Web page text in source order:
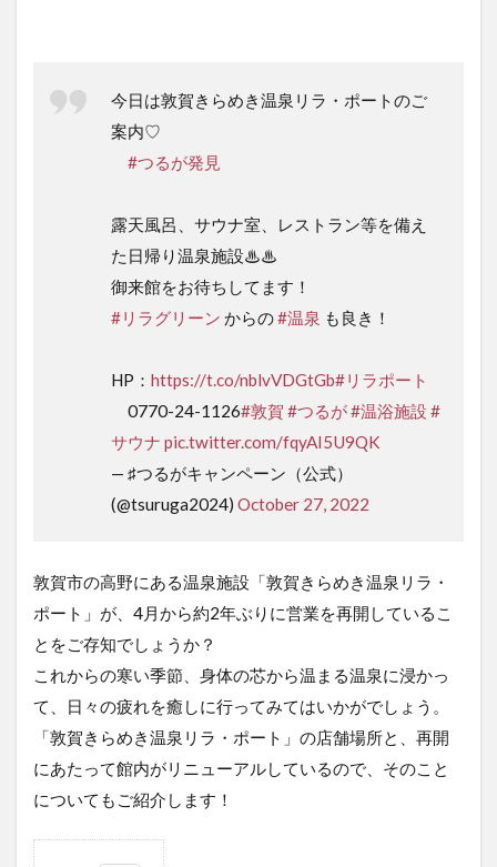
今日は敦賀きらめき温泉リラ・ポートのご
案内♡
#つるが発見
露天風呂、サウナ室、レストラン等を備え
た日帰り温泉施設♨♨
御来館をお待ちしてます！
#リラグリーン からの#温泉 も良き！
HP： https://t.co/nblvVDGtGb#リラポート
0770-24-1126#敦賀 #つるが#温浴施設 #
サウナ pic.twitter.com/fqyAI5U9QK
— ♯つるがキャンペーン（公式）
(@tsuruga2024) October 27, 2022
敦賀市の高野にある温泉施設「敦賀きらめき温泉リラ・
ポート」が、4月から約2年ぶりに営業を再開しているこ
とをご存知でしょうか？
これからの寒い季節、身体の芯から温まる温泉に浸かっ
て、日々の疲れを癒しに行ってみてはいかがでしょう。
「敦賀きらめき温泉リラ・ポート」の店舗場所と、再開
にあたって館内がリニューアルしているので、そのこと
についてもご紹介します！